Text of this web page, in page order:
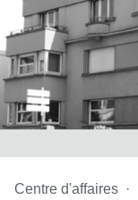
Bureaux
Luxembourg
Centres
d’affaires
Bertrange
Centres
Esch-
Centres
Centre d'affaires